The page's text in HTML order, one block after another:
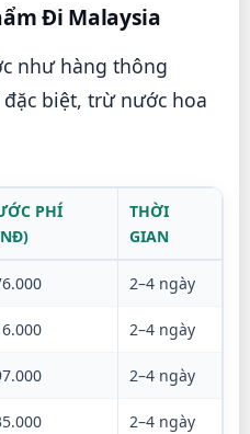
Đi Malaysia
như hàng thông
biệt, trừ nước hoa
PHÍ
THỜI
GIAN
2–4 ngày
2–4 ngày
2–4 ngày
2–4 ngày